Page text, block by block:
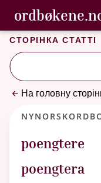
Перейти до
Доступність
Cловник букмола та
Сторінка статті
На головну
poengtere
poengtera